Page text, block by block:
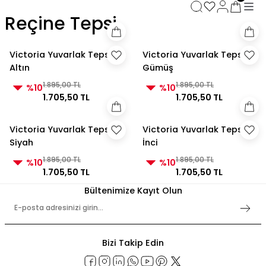
3000 TL ve Üzeri Alışverişlerde Kargo Bedava! 2
3000 TL ve Üzeri Alışverişlerde Kargo Bedava!
3000 TL ve Üzeri Alışverişlerde Kargo Bedava!
Reçine Tepsi
Victoria Yuvarlak Tepsi
Altın
%101.895,00 TL
1.705,50 TL
Victoria Yuvarlak Tepsi
Gümüş
%101.895,00 TL
1.705,50 TL
Victoria Yuvarlak Tepsi
Siyah
%101.895,00 TL
1.705,50 TL
Victoria Yuvarlak Tepsi
İnci
%101.895,00 TL
1.705,50 TL
Bültenimize Kayıt Olun
Bizi Takip Edin